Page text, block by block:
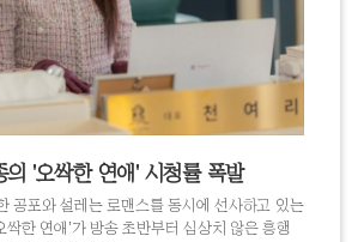
의 '오싹한 연애' 시청률 폭발
공포와 설레는 로맨스를 동시에 선사하고 있는
싹한 연애’가 방송 초반부터 심상치 않은 흥행